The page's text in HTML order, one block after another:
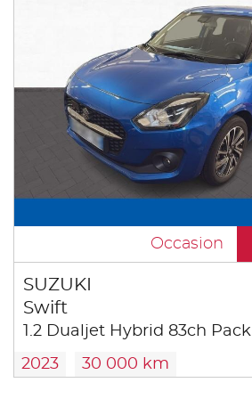
Occasion
SUZUKI
Swift
1.2 Dualjet Hybrid 83ch Pack
2023 30 000 km